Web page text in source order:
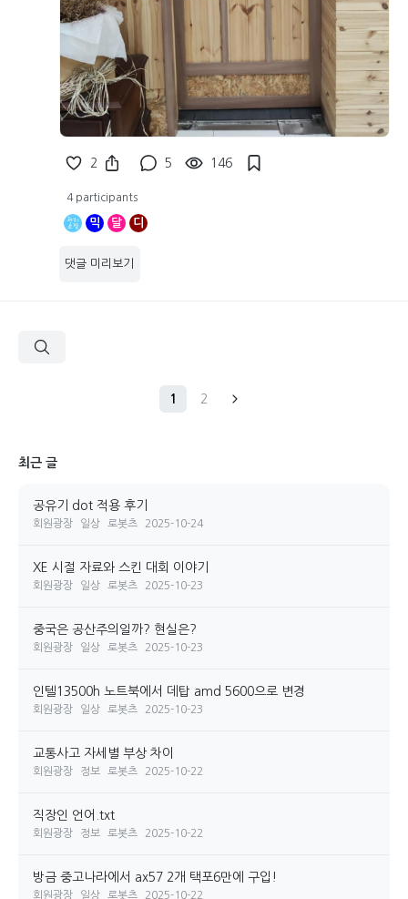
2 5 146
4 participants
믹 달 디
댓글 미리보기
1 2
최근 글
공유기 dot 적용 후기
회원광장 일상 로봇츠 2025-10-24
XE 시절 자료와 스킨 대회 이야기
회원광장 일상 로봇츠 2025-10-23
중국은 공산주의일까? 현실은?
회원광장 일상 로봇츠 2025-10-23
인텔13500h 노트북에서 데탑 amd 5600으로 변경
회원광장 일상 로봇츠 2025-10-23
교통사고 자세별 부상 차이
회원광장 정보 로봇츠 2025-10-22
직장인 언어.txt
회원광장 정보 로봇츠 2025-10-22
방금 중고나라에서 ax57 2개 택포6만에 구입!
회원광장 일상 로봇츠 2025-10-22